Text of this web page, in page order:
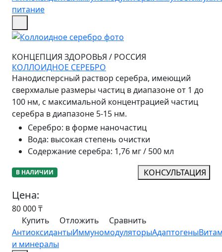
питание
КОНЦЕПЦИЯ ЗДОРОВЬЯ / РОССИЯ
КОЛЛОИДНОЕ СЕРЕБРО
Нанодисперсный раствор серебра, имеющий
сверхмалые размеры частиц в диапазоне от 1 до
100 нм, с максимальной концентрацией частиц
серебра в диапазоне 5-15 нм.
Серебро: в форме наночастиц
Вода: высокая степень очистки
Содержание серебра: 1,76 мг / 500 мл
В НАЛИЧИИ КОНСУЛЬТАЦИЯ
Цена:
80 000₸
Купить
Отложить
Сравнить
АнтиоксидантыИммуномодуляторыАдаптогены
и минералы